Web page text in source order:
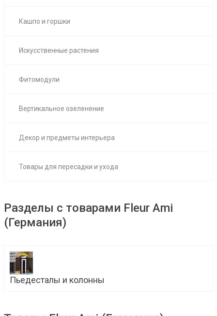
Кашпо и горшки
Искусственные растения
Фитомодули
Вертикальное озеленение
Декор и предметы интерьера
Товары для пересадки и ухода
Разделы с товарами Fleur Ami
(Германия)
Пьедесталы и колонны